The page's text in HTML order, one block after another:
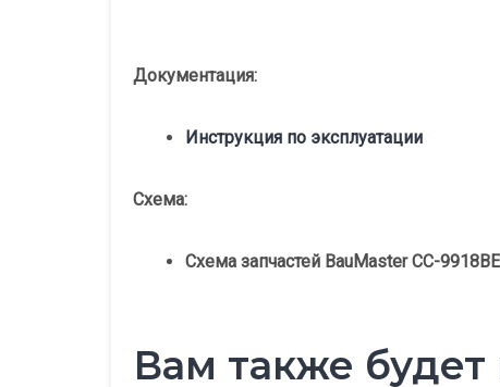
Документация:
Инструкция по эксплуатации
Схема:
Схема запчастей BauMaster CC-9918BE
Вам также